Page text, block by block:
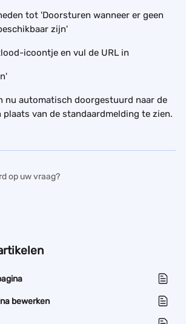
tot 'Doorsturen wanneer er geen
zijn'
icoontje en vul de URL in
nu automatisch doorgestuurd naar de
plaats van de standaardmelding te zien.
op uw vraag?
bewerken